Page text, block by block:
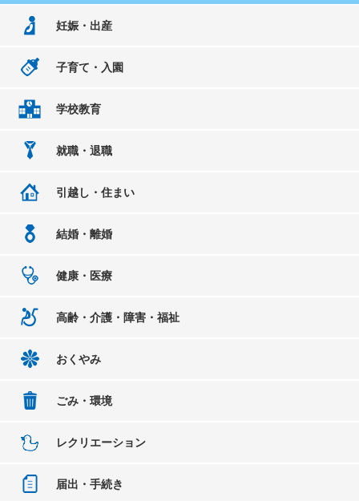
妊娠・出産
子育て・入園
学校教育
就職・退職
引越し・住まい
結婚・離婚
健康・医療
高齢・介護・障害・福祉
おくやみ
ごみ・環境
レクリエーション
届出・手続き